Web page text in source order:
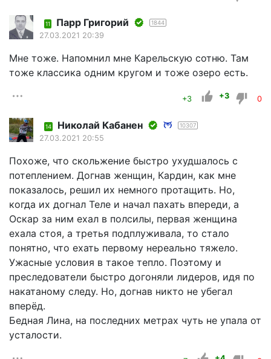
11 Парр Григорий 1844
27.03.2021 20:39
Мне тоже. Напомнил мне Карельскую сотню. Там
тоже классика одним кругом и тоже озеро есть.
+3 +3 0
14 Николай Кабанен 10307
27.03.2021 20:55
Похоже, что скольжение быстро ухудшалось с
потеплением. Догнав женщин, Кардин, как мне
показалось, решил их немного протащить. Но,
когда их догнал Теле и начал пахать впереди, а
Оскар за ним ехал в полсилы, первая женщина
ехала стоя, а третья подплуживала, то стало
понятно, что ехать первому нереально тяжело.
Ужасные условия в такое тепло. Поэтому и
преследователи быстро догоняли лидеров, идя по
накатаному следу. Но, догнав никто не убегал
вперёд.
Бедная Лина, на последних метрах чуть не упала от
усталости.